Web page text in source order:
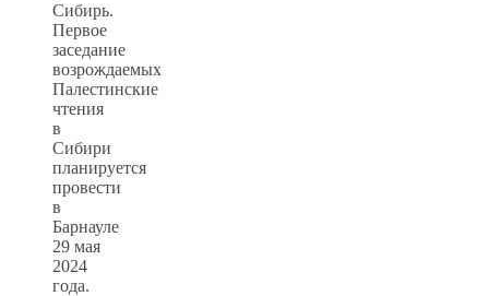
Сибирь.
Первое
заседание
возрождаемых
Палестинские
чтения
в
Сибири
планируется
провести
в
Барнауле
29 мая
2024
года.